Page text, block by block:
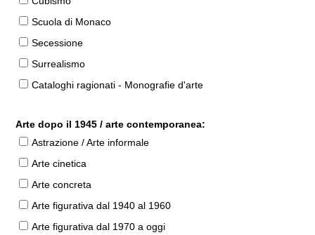
Scuola di Monaco
Secessione
Surrealismo
Cataloghi ragionati - Monografie d'arte
Arte dopo il 1945 / arte contemporanea:
Astrazione / Arte informale
Arte cinetica
Arte concreta
Arte figurativa dal 1940 al 1960
Arte figurativa dal 1970 a oggi